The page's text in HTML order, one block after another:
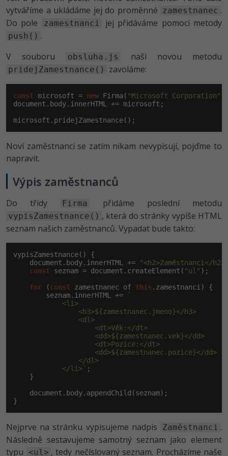
vytváříme a ukládáme jej do proměnné zamestnanec .
Do pole
zamestnanci jej přidáváme pomocí metody
push() .
V souboru
obsluha.js naši novou metodu
pridejZamestnance() zavoláme:
const microsoft = new Firma( "Microsoft Corporation"
document .body.innerHTML += microsoft;
microsoft.pridejZamestnance();
Noví zaměstnanci se zatím nikam nevypisují, pojďme to
napravit.
Výpis zaměstnanců
Do třídy Firma přidáme poslední metodu
vypisZamestnance() , která do stránky vypíše HTML
seznam našich zaměstnanců. Vypadat bude takto:
vypisZamestnance() {
document .body.innerHTML +=
"<h2>Zaměstnanci</
const seznam = document .createElement( "ul" );
for (const zamestnanec of this .zamestnanci) {
        seznam.innerHTML +=
`
            <li>
                <h3>${zamestnanec.jmeno}</h3>
                <dl>
                    <dt>Věk:</dt>
                    <dd>${zamestnanec.vek}</dd>
                    <dt>Pozice:</dt>
                    <dd>${zamestnanec.pozice}</dd>
                </dl>
            </li>`
;
    }
document .body.appendChild(seznam);
}
Nejprve na stránku vypisujeme nadpis Zaměstnanci .
Následně sestavujeme samotný seznam jako element
typu
<ul> , tedy nečíslovaný seznam. Procházíme naše